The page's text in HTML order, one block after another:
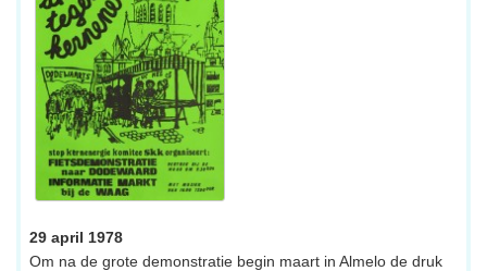
29 april 1978
Om na de grote demonstratie begin maart in Almelo de druk